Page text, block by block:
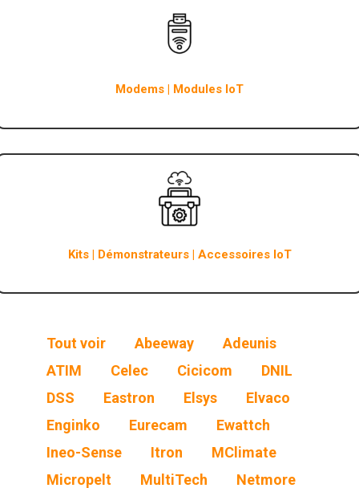
Modems | Modules IoT
Kits | Démonstrateurs | Accessoires IoT
Tout voir Abeeway
Adeunis
ATIM
Celec Cicicom
DNIL
DSS
Eastron Elsys
Elvaco
Enginko
Eurecam
Ewattch
Ineo-Sense
Itron
MClimate
Micropelt
MultiTech Netmore